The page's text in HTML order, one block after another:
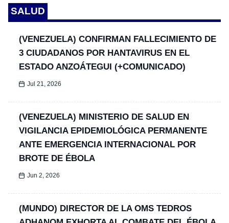
SALUD
(VENEZUELA) CONFIRMAN FALLECIMIENTO DE
3 CIUDADANOS POR HANTAVIRUS EN EL
ESTADO ANZOÁTEGUI (+COMUNICADO)
Jul 21, 2026
(VENEZUELA) MINISTERIO DE SALUD EN
VIGILANCIA EPIDEMIOLÓGICA PERMANENTE
ANTE EMERGENCIA INTERNACIONAL POR
BROTE DE ÉBOLA
Jun 2, 2026
(MUNDO) DIRECTOR DE LA OMS TEDROS